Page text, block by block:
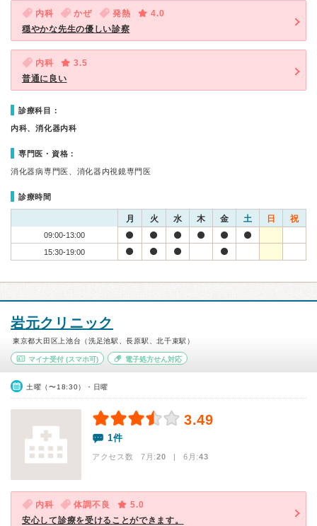
内科 かぜ 発熱
4.0
穏やかな先生の優しい診察
内科
3.5
普通に良い
診療科目：
内科、消化器内科
専門医・資格：
消化器病専門医、消化器内視鏡専門医
診療時間
月 火 水 木 金 土 日 祝
09:00-13:00
15:30-19:00
岩元クリニック
東京都大田区上池台（洗足池駅、長原駅、北千束駅）
マイナ受付 (スマホ可) 電子処方せん対応
土曜（〜18:30）・日曜
3.49
1件
アクセス数 7月:20 | 6月:43
内科 体調不良
5.0
安心して診療を受けることができます。